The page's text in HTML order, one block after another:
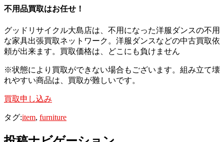
不用品買取はお任せ！
グッドリサイクル大島店は、不用になった洋服ダンスの不用
な家具出張買取ネットワーク。洋服ダンスなどの中古買取依
頼が出来ます。買取価格は、どこにも負けません
※状態により買取ができない場合もございます。組み立て壊
れやすい商品は、買取が難しいです。
買取申し込み
タグ:item, furniture